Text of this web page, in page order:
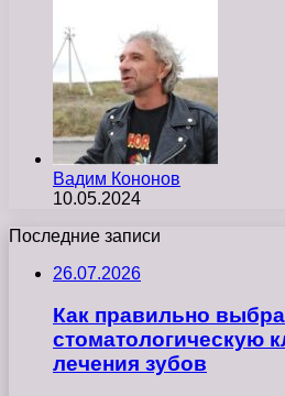
Вадим Кононов
10.05.2024
Последние записи
26.07.2026
Как правильно
стоматологическую
лечения зубов